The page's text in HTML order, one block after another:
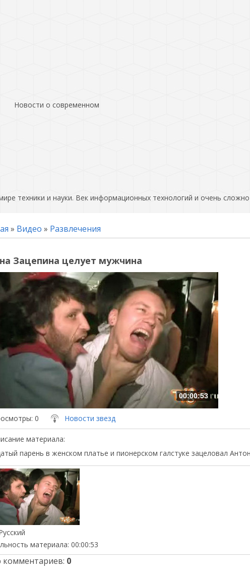
Новости о современном
техники и науки. Век информационных технологий и очень
» Видео » Развлечения
Зацепина целует мужчина
00:00:53
: 0 Новости звезд
материала:
парень в женском платье и пионерском галстуке зацеловал
материала: 00:00:53
комментариев: 0